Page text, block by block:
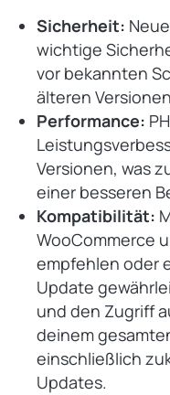
Sicherheit:
wichtige
vor bekannten
älteren
Performance:
Versionen, was
einer besseren
Kompatibilität:
WooCommerce
empfehlen oder
Update
und den Zugriff
deinem
einschließlich
Updates.